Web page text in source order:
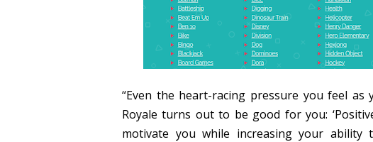
“Even the heart-racing pressure you feel
Royale turns out to be good for you:
motivate you while increasing your ability